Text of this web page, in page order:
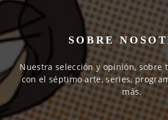
SOBRE
Nuestra selección y opinión, sobre
con el séptimo arte, series,
más.